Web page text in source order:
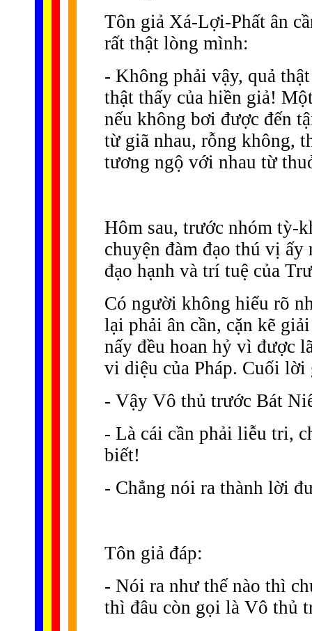
Tôn giả Xá-Lợi-Phất ân
rất thật lòng mình:
- Không phải vậy, quả
thật thấy của hiền giả!
nếu không bơi được đến
từ giã nhau, rỗng không,
tương ngộ với nhau từ
Hôm sau, trước nhóm tỳ-
chuyện đàm đạo thú vị
đạo hạnh và trí tuệ của
Có người không hiểu rõ
lại phải ân cần, cặn kẽ
nấy đều hoan hỷ vì được
vi diệu của Pháp. Cuối
- Vậy Vô thủ trước Bát
- Là cái cần phải liễu tri,
biết!
- Chẳng nói ra thành lời
Tôn giả đáp:
- Nói ra như thế nào thì
thì đâu còn gọi là Vô thủ